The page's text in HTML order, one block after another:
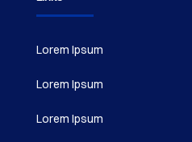
Lorem Ipsum
Lorem Ipsum
Lorem Ipsum